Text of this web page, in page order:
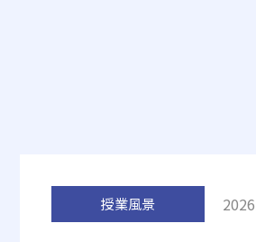
授業風景